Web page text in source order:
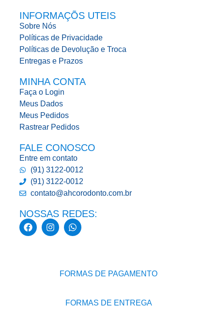
INFORMAÇÕS UTEIS
Sobre Nós
Políticas de Privacidade
Políticas de Devolução e Troca
Entregas e Prazos
MINHA CONTA
Faça o Login
Meus Dados
Meus Pedidos
Rastrear Pedidos
FALE CONOSCO
Entre em contato
(91) 3122-0012
(91) 3122-0012
contato@ahcorodonto.com.br
NOSSAS REDES:
FORMAS DE PAGAMENTO
FORMAS DE ENTREGA